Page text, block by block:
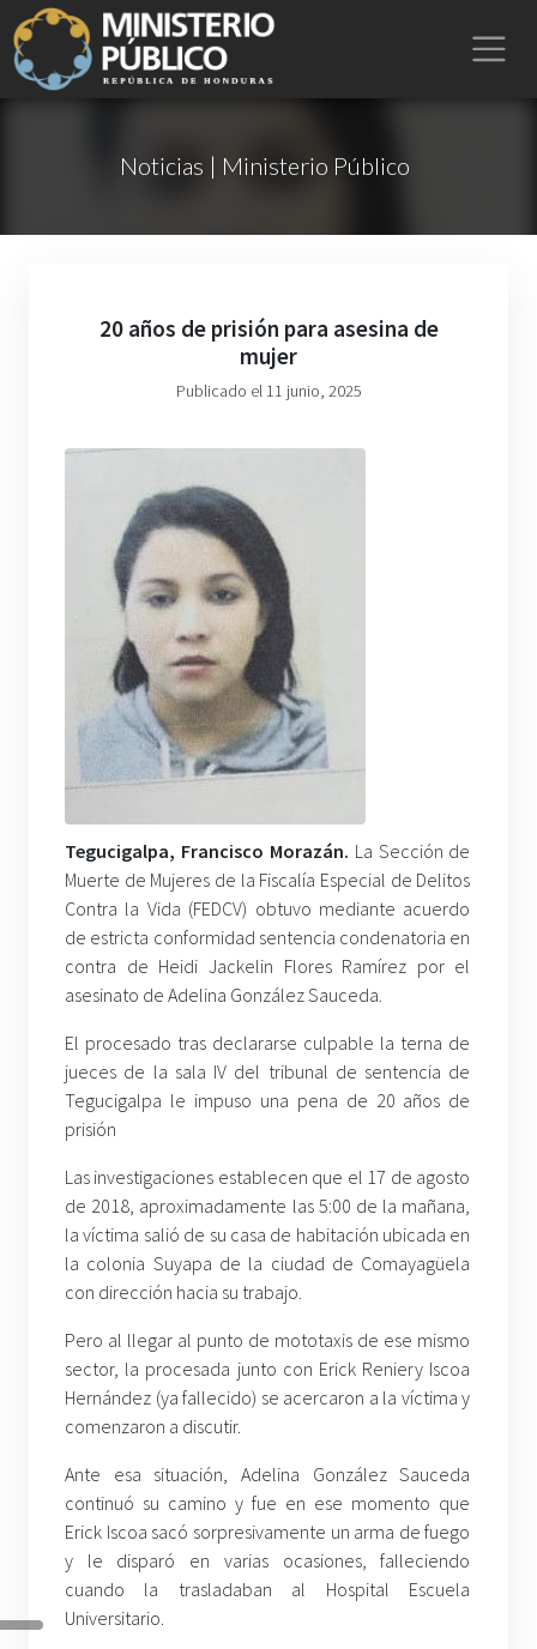
Noticias | Ministerio Público
20 años de prisión para asesina de
mujer
Publicado el 11 junio, 2025
Tegucigalpa, Francisco Morazán. La Sección de
Muerte de Mujeres de la Fiscalía Especial de Delitos
Contra la Vida (FEDCV) obtuvo mediante acuerdo
de estricta conformidad sentencia condenatoria en
contra de Heidi Jackelin Flores Ramírez por el
asesinato de Adelina González Sauceda.
El procesado tras declararse culpable la terna de
jueces de la sala IV del tribunal de sentencia de
Tegucigalpa le impuso una pena de 20 años de
prisión
Las investigaciones establecen que el 17 de agosto
de 2018, aproximadamente las 5:00 de la mañana,
la víctima salió de su casa de habitación ubicada en
la colonia Suyapa de la ciudad de Comayagüela
con dirección hacia su trabajo.
Pero al llegar al punto de mototaxis de ese mismo
sector, la procesada junto con Erick Reniery Iscoa
Hernández (ya fallecido) se acercaron a la víctima y
comenzaron a discutir.
Ante esa situación, Adelina González Sauceda
continuó su camino y fue en ese momento que
Erick Iscoa sacó sorpresivamente un arma de fuego
y le disparó en varias ocasiones, falleciendo
cuando la trasladaban al Hospital Escuela
Universitario.